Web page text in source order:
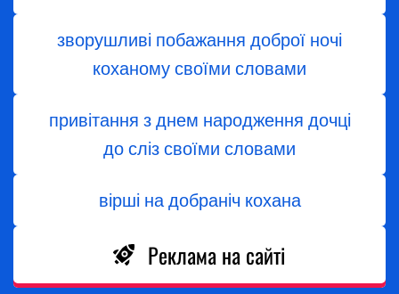
зворушливі побажання доброї ночі
коханому своїми словами
привітання з днем народження дочці
до сліз своїми словами
вірші на добраніч кохана
Реклама на сайті